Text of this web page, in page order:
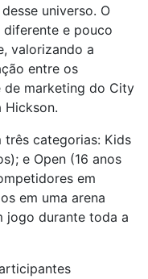
universo. O
diferente e pouco
valorizando a
entre os
de marketing do City
Hickson.
categorias: Kids
e Open (16 anos
em
em uma arena
jogo durante toda a